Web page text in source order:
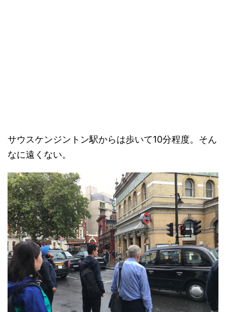
サウスケンジントン駅からは歩いて10分程度。そん
なに遠くない。